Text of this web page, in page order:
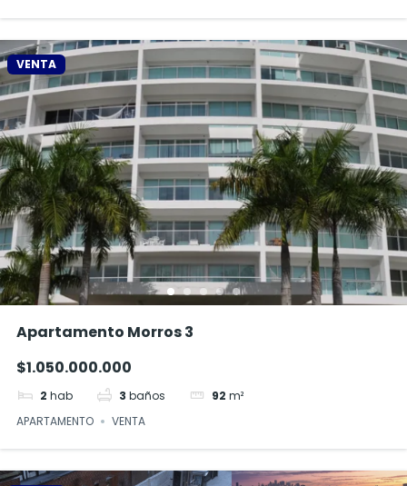
VENTA
Apartamento Morros 3
$1.050.000.000
2 hab 3 baños 92 m²
APARTAMENTO
VENTA